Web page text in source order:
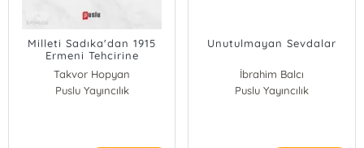
Milleti Sadıka'dan 1915
Ermeni Tehcirine
Takvor Hopyan
Puslu Yayıncılık
Unutulmayan Sevdalar
İbrahim Balcı
Puslu Yayıncılık